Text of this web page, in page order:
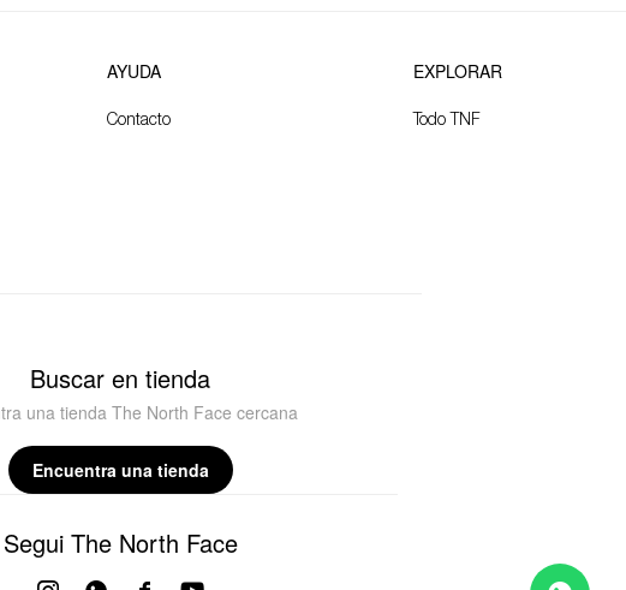
AYUDA
Contacto
EXPLORAR
Todo TNF
Buscar en tienda
una tienda The North Face cercana
Encuentra una tienda
Segui The North Face